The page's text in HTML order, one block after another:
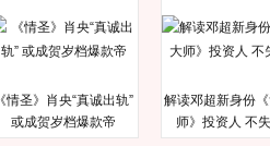
《情圣》肖央“真诚出轨”
或成贺岁档爆款帝
解读邓超新身份
师》投资人 不